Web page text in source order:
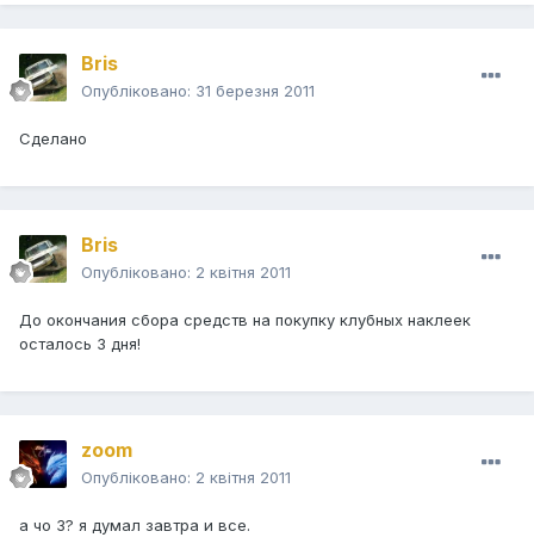
Bris
Опубліковано: 31 березня 2011
Сделано
Bris
Опубліковано: 2 квітня 2011
До окончания сбора средств на покупку клубных наклеек
осталось 3 дня!
zoom
Опубліковано: 2 квітня 2011
а чо 3? я думал завтра и все.